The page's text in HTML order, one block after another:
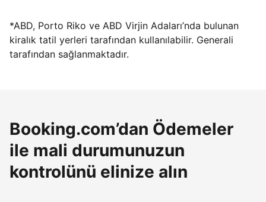
*ABD, Porto Riko ve ABD Virjin Adaları’nda bulunan
kiralık tatil yerleri tarafından kullanılabilir. Generali
tarafından sağlanmaktadır.
Booking.com’dan Ödemeler
ile mali durumunuzun
kontrolünü elinize alın